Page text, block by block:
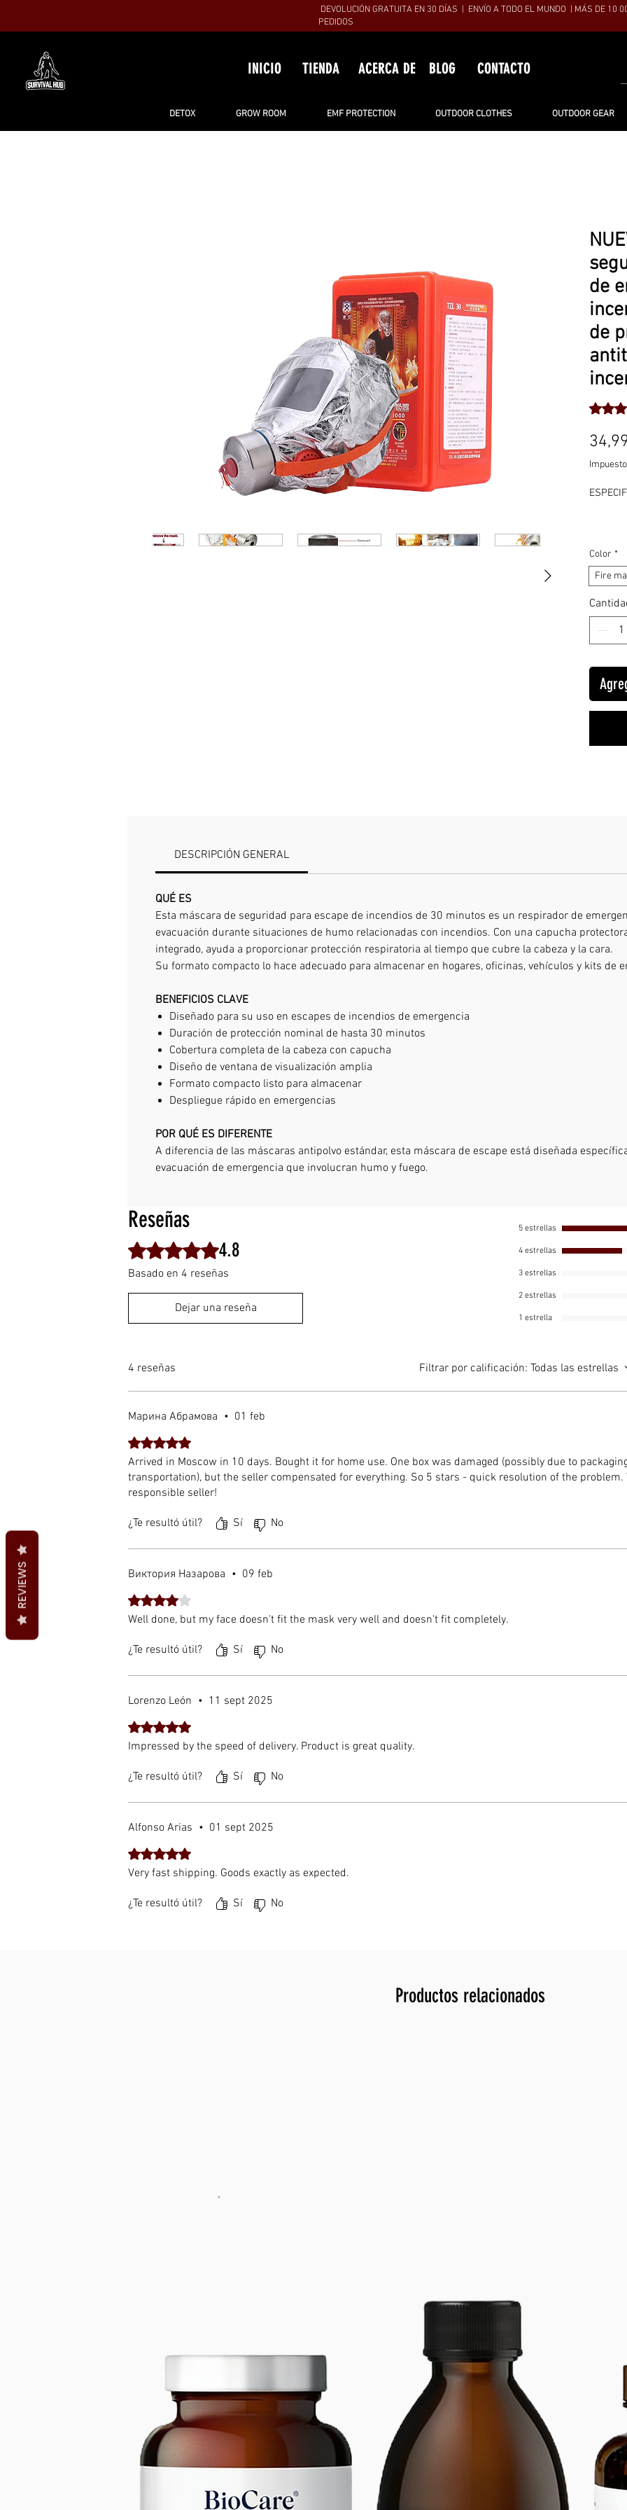
DEVOLUCIÓN GRATUITA EN 30 DÍAS | ENVÍO A TODO EL MUNDO | MÁS DE 10
PEDIDOS
INICIO TIENDA ACERCA DE BLOG CONTACTO
DETOX GROW ROOM EMF PROTECTION OUTDOOR CLOTHES OUTDOOR GEAR
de
de
Según
Marca
Uso:
Modelo:
Lentes
cabeza
Color *
Fire
DESCRIPCIÓN GENERAL
QUÉ ES
Esta máscara de seguridad para escape de incendios de 30 minutos es un respirador de
evacuación durante situaciones de humo relacionadas con incendios. Con una capucha
integrado, ayuda a proporcionar protección respiratoria al tiempo que cubre la cabeza y la cara.
Su formato compacto lo hace adecuado para almacenar en hogares, oficinas, vehículos y kits de
BENEFICIOS CLAVE
Diseñado para su uso en escapes de incendios de emergencia
Duración de protección nominal de hasta 30 minutos
Cobertura completa de la cabeza con capucha
Diseño de ventana de visualización amplia
Formato compacto listo para almacenar
Despliegue rápido en emergencias
POR QUÉ ES DIFERENTE
A diferencia de las máscaras antipolvo estándar, esta máscara de escape está diseñada
evacuación de emergencia que involucran humo y fuego.
Reseñas
Obtuvo 4,8 de 5 estrellas.
4.8
Basado en 4 reseñas
Dejar una reseña
5 estrellas
4 estrellas
3 estrellas
2 estrellas
1 estrella
4 reseñas Filtrar por calificación: Todas las estrellas
Марина Абрамовa • 01 feb
Obtuvo 5 de 5 estrellas.
Arrived in Moscow in 10 days. Bought it for home use. One box was damaged (possibly due to
transportation), but the seller compensated for everything. So 5 stars - quick resolution of the problem.
responsible seller!
¿Te resultó útil? Sí No
Виктория Назаровa • 09 feb
Obtuvo 4 de 5 estrellas.
Well done, but my face doesn't fit the mask very well and doesn't fit completely.
¿Te resultó útil? Sí No
Lorenzo León • 11 sept 2025
Obtuvo 5 de 5 estrellas.
Impressed by the speed of delivery. Product is great quality.
¿Te resultó útil? Sí No
Alfonso Arias • 01 sept 2025
Obtuvo 5 de 5 estrellas.
Very fast shipping. Goods exactly as expected.
¿Te resultó útil? Sí No
Productos relacionados
REVIEWS